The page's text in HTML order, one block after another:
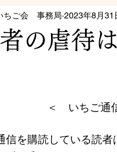
の虐待
ちご会 事務局 2023年8月31
＜　いちご通
を購読している読者